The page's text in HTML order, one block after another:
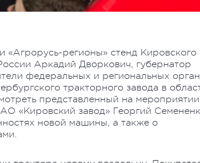
«Агрорусь-регионы» стенд Кировского
Аркадий Дворкович, губернатор
федеральных и региональных
тракторного завода в
представленный на мероприятии
«Кировский завод» Георгий
новой машины, а также о